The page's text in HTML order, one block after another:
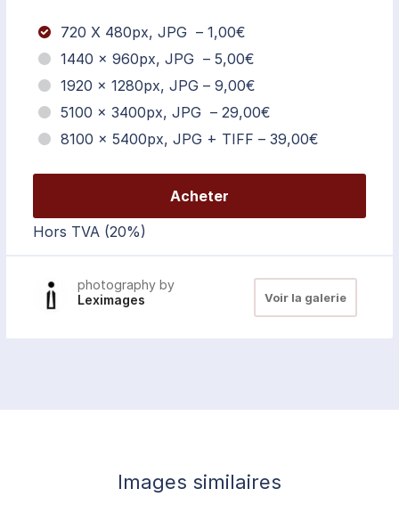
720 X 480px, JPG – 1,00€
1440 × 960px, JPG – 5,00€
1920 × 1280px, JPG – 9,00€
5100 × 3400px, JPG – 29,00€
8100 × 5400px, JPG + TIFF – 39,00€
Acheter
Hors TVA (20%)
photography by
Leximages
Voir la galerie
Images similaires